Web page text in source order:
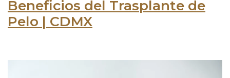
Beneficios del Trasplante de
Pelo | CDMX